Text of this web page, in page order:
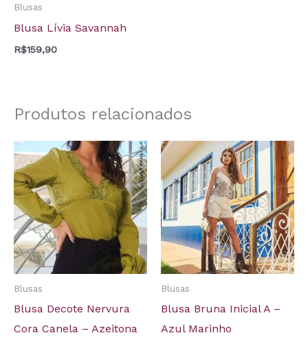
Blusas
Blusa Lívia Savannah
R$159,90
Produtos relacionados
Blusas
Blusa Decote Nervura
Cora Canela – Azeitona
Blusas
Blusa Bruna Inicial A –
Azul Marinho